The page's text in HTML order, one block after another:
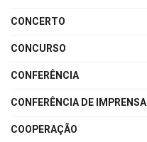
CONCERTO
CONCURSO
CONFERÊNCIA
CONFERÊNCIA DE IMPRENSA
COOPERAÇÃO